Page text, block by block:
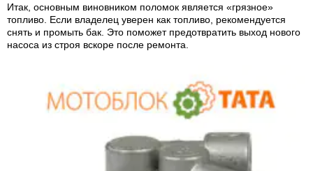
Итак, основным виновником поломок является «грязное»
топливо. Если владелец уверен как топливо, рекомендуется
снять и промыть бак. Это поможет предотвратить выход нового
насоса из строя вскоре после ремонта.